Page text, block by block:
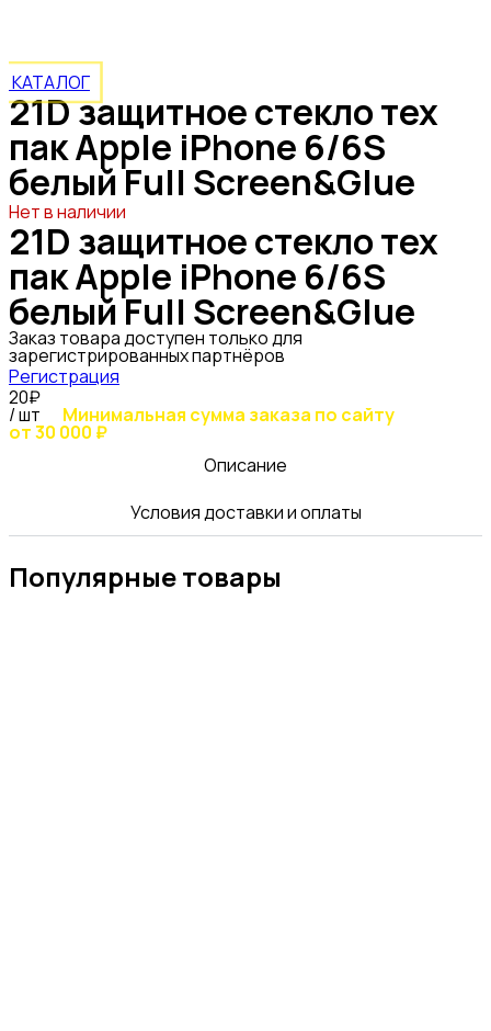
КАТАЛОГ
21D защитное стекло тех
пак Apple iPhone 6/6S
белый Full Screen&Glue
Нет в наличии
21D защитное стекло тех
пак Apple iPhone 6/6S
белый Full Screen&Glue
Заказ товара доступен только для
зарегистрированных партнёров
Регистрация
20₽
/ шт Минимальная сумма заказа по сайту
от 30 000 ₽
Описание
Условия доставки и оплаты
Популярные товары